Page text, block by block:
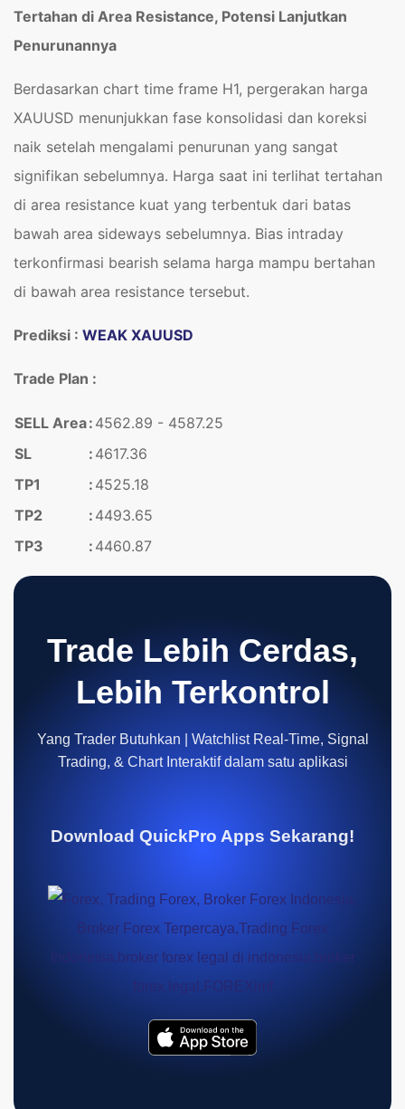
Tertahan di Area Resistance, Potensi Lanjutkan
Penurunannya
Berdasarkan chart time frame H1, pergerakan harga
XAUUSD menunjukkan fase konsolidasi dan koreksi
naik setelah mengalami penurunan yang sangat
signifikan sebelumnya. Harga saat ini terlihat tertahan
di area resistance kuat yang terbentuk dari batas
bawah area sideways sebelumnya. Bias intraday
terkonfirmasi bearish selama harga mampu bertahan
di bawah area resistance tersebut.
Prediksi : WEAK XAUUSD
Trade Plan :
SELL Area: 4562.89 - 4587.25
SL
: 4617.36
TP1
: 4525.18
TP2
: 4493.65
TP3
: 4460.87
Trade Lebih Cerdas,
Lebih Terkontrol
Yang Trader Butuhkan | Watchlist Real-Time, Signal
Trading, & Chart Interaktif dalam satu aplikasi
Download QuickPro Apps Sekarang!